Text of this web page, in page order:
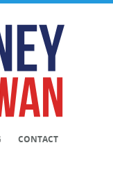
CONTACT